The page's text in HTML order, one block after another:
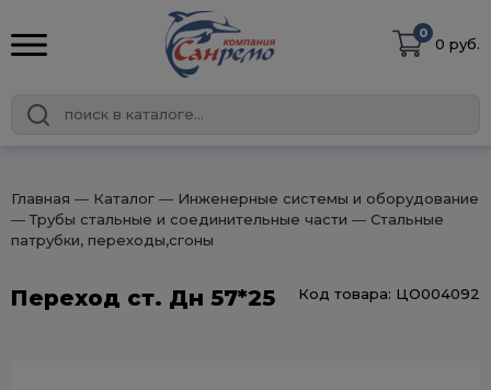
0
0 руб.
Главная ― Каталог ― Инженерные системы и оборудование
― Трубы стальные и соединительные части ― Стальные
патрубки, переходы,сгоны
Переход ст. Дн 57*25 Код товара: ЦО004092